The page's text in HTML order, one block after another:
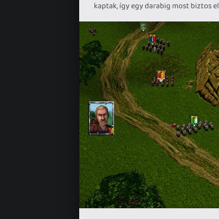
kaptak, így egy darabig most biztos